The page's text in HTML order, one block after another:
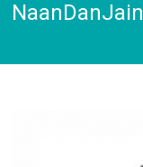
NaanDanJain